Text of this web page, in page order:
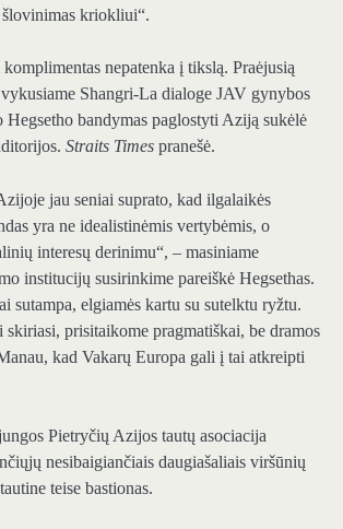
kriokliui“.
nepatenka į tikslą. Praėjusią
Shangri-La dialoge JAV gynybos
Hegsetho bandymas paglostyti Aziją sukėlė
Straits Times pranešė.
jau seniai suprato, kad ilgalaikės
yra ne idealistinėmis vertybėmis, o
interesų derinimu“, – masiniame
institucijų susirinkime pareiškė Hegsethas.
sutampa, elgiamės kartu su sutelktu ryžtu.
skiriasi, prisitaikome pragmatiškai, be dramos
kad Vakarų Europa gali į tai atkreipti
Pietryčių Azijos tautų asociacija
nesibaigiančiais daugiašaliais viršūnių
teise bastionas.